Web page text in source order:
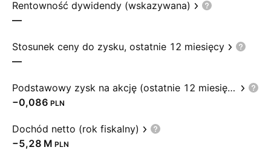
Rentowność dywidendy (wskazywana)
—
Stosunek ceny do zysku, ostatnie 12 miesięcy
—
Podstawowy zysk na akcję (ostatnie 12 miesięcy)
−0,086 PLN
Dochód netto (rok fiskalny)
‪−5,28 M‬ PLN